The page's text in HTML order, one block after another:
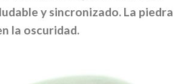
y sincronizado. La piedra
la oscuridad.